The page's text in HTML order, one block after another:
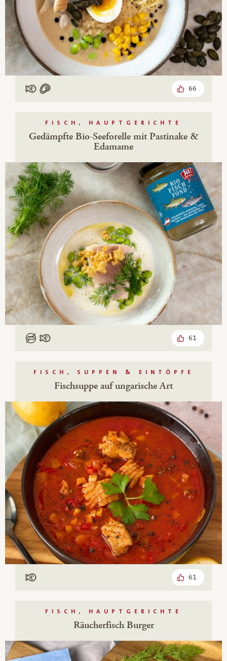
Mit Fisch
Mit Fleisch 66
FISCH, HAUPTGERICHTE
Gedämpfte Bio-Seeforelle mit Pastinake &
Edamame
Low Carb
Mit Fisch 61
FISCH, SUPPEN & EINTÖPFE
Fischsuppe auf ungarische Art
Mit Fisch 61
FISCH, HAUPTGERICHTE
Räucherfisch Burger